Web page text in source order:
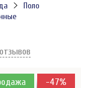
Поло
-47%